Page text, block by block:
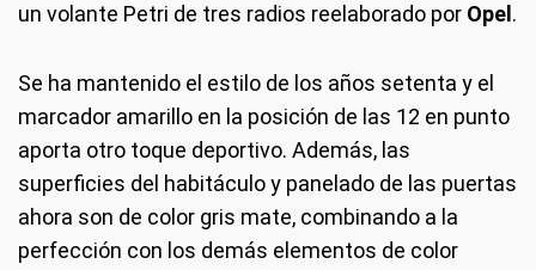
un volante Petri de tres radios reelaborado por Opel .
Se ha mantenido el estilo de los años setenta y el
marcador amarillo en la posición de las 12 en punto
aporta otro toque deportivo. Además, las
superficies del habitáculo y panelado de las puertas
ahora son de color gris mate, combinando a la
perfección con los demás elementos de color